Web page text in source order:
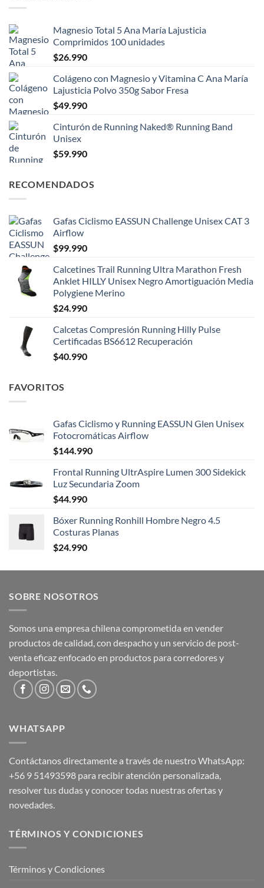
Magnesio Total 5 Ana María Lajusticia
Comprimidos 100 unidades
$26.990
Colágeno con Magnesio y Vitamina C Ana María
Lajusticia Polvo 350g Sabor Fresa
$49.990
Cinturón de Running Naked® Running Band
Unisex
$59.990
RECOMENDADOS
Gafas Ciclismo EASSUN Challenge Unisex CAT 3
Airflow
$99.990
Calcetines Trail Running Ultra Marathon Fresh
Anklet HILLY Unisex Negro Amortiguación Media
Polygiene Merino
$24.990
Calcetas Compresión Running Hilly Pulse
Certificadas BS6612 Recuperación
$40.990
FAVORITOS
Gafas Ciclismo y Running EASSUN Glen Unisex
Fotocromáticas Airflow
$144.990
Frontal Running UltrAspire Lumen 300 Sidekick
Luz Secundaria Zoom
$44.990
Bóxer Running Ronhill Hombre Negro 4.5
Costuras Planas
$24.990
SOBRE NOSOTROS
Somos una empresa chilena comprometida en vender
productos de calidad, con despacho y un servicio de post-
venta eficaz enfocado en productos para corredores y
deportistas.
WHATSAPP
Contáctanos directamente a través de nuestro WhatsApp:
+56 9 51493598 para recibir atención personalizada,
resolver tus dudas y conocer todas nuestras ofertas y
novedades.
TÉRMINOS Y CONDICIONES
Términos y Condiciones